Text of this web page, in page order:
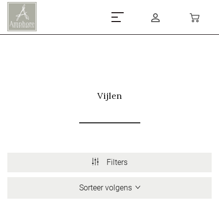
Vijlen
Filters
Sorteer volgens